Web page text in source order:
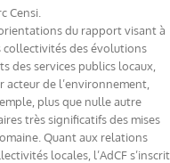
Censi.
du rapport visant à
collectivités des évolutions
des services publics locaux,
acteur de l’environnement,
plus que nulle autre
très significatifs des mises
Quant aux relations
locales, l’AdCF s’inscrit